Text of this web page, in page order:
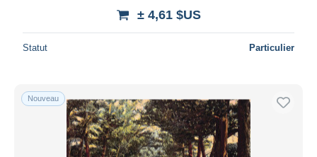
± 4,61 $US
Statut Particulier
Nouveau